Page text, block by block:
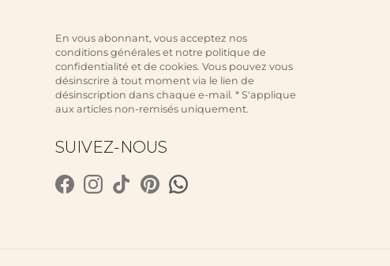
En vous abonnant, vous acceptez nos
conditions générales et notre politique de
confidentialité et de cookies. Vous pouvez vous
désinscrire à tout moment via le lien de
désinscription dans chaque e-mail. * S'applique
aux articles non-remisés uniquement.
SUIVEZ-NOUS